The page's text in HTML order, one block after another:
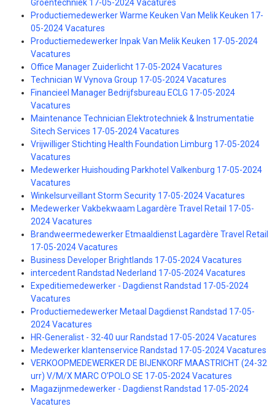
Groentechniek 17-05-2024 Vacatures
Productiemedewerker Warme Keuken Van Melik Keuken 17-
05-2024 Vacatures
Productiemedewerker Inpak Van Melik Keuken 17-05-2024
Vacatures
Office Manager Zuiderlicht 17-05-2024 Vacatures
Technician W Vynova Group 17-05-2024 Vacatures
Financieel Manager Bedrijfsbureau ECLG 17-05-2024
Vacatures
Maintenance Technician Elektrotechniek & Instrumentatie
Sitech Services 17-05-2024 Vacatures
Vrijwilliger Stichting Health Foundation Limburg 17-05-2024
Vacatures
Medewerker Huishouding Parkhotel Valkenburg 17-05-2024
Vacatures
Winkelsurveillant Storm Security 17-05-2024 Vacatures
Medewerker Vakbekwaam Lagardère Travel Retail 17-05-
2024 Vacatures
Brandweermedewerker Etmaaldienst Lagardère Travel Retail
17-05-2024 Vacatures
Business Developer Brightlands 17-05-2024 Vacatures
intercedent Randstad Nederland 17-05-2024 Vacatures
Expeditiemedewerker - Dagdienst Randstad 17-05-2024
Vacatures
Productiemedewerker Metaal Dagdienst Randstad 17-05-
2024 Vacatures
HR-Generalist - 32-40 uur Randstad 17-05-2024 Vacatures
Medewerker klantenservice Randstad 17-05-2024 Vacatures
VERKOOPMEDEWERKER DE BIJENKORF MAASTRICHT (24-32
urr) V/M/X MARC O’POLO SE 17-05-2024 Vacatures
Magazijnmedewerker - Dagdienst Randstad 17-05-2024
Vacatures